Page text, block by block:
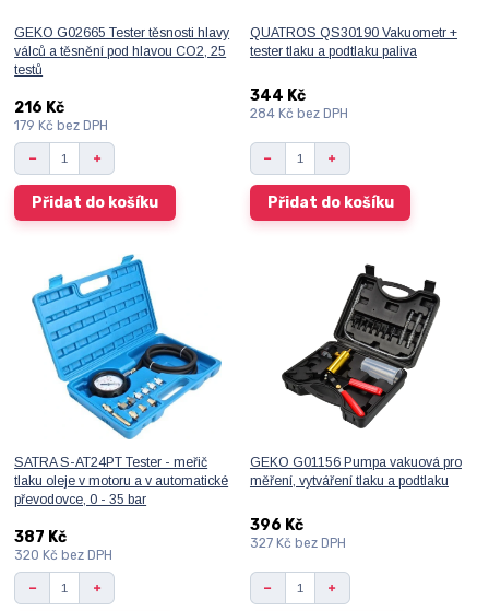
GEKO G02665 Tester těsnosti hlavy
válců a těsnění pod hlavou CO2, 25
testů
216 Kč
179 Kč bez DPH
Přidat do košíku
QUATROS QS30190 Vakuometr +
tester tlaku a podtlaku paliva
344 Kč
284 Kč bez DPH
Přidat do košíku
SATRA S-AT24PT Tester - meřič
tlaku oleje v motoru a v automatické
převodovce, 0 - 35 bar
387 Kč
320 Kč bez DPH
GEKO G01156 Pumpa vakuová pro
měření, vytváření tlaku a podtlaku
396 Kč
327 Kč bez DPH